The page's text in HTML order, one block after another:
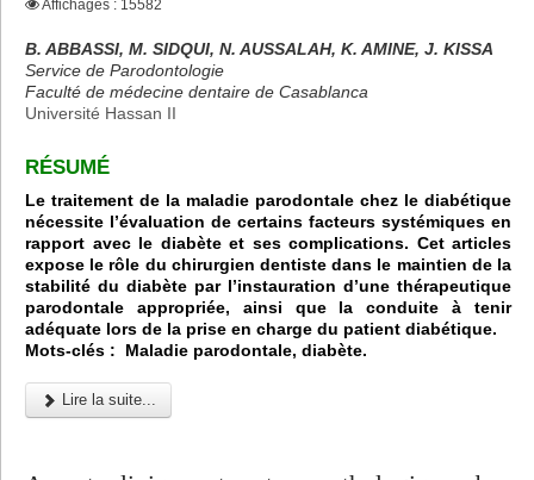
Affichages : 15582
B. ABBASSI, M. SIDQUI, N. AUSSALAH, K. AMINE, J. KISSA
Service de Parodontologie
Faculté de médecine dentaire de Casablanca
Université Hassan II
RÉSUMÉ
Le traitement de la maladie parodontale chez le diabétique
nécessite l’évaluation de certains facteurs systémiques en
rapport avec le diabète et ses complications. Cet articles
expose le rôle du chirurgien dentiste dans le maintien de la
stabilité du diabète par l’instauration d’une thérapeutique
parodontale appropriée, ainsi que la conduite à tenir
adéquate lors de la prise en charge du patient diabétique.
Mots-clés : Maladie parodontale, diabète.
Lire la suite...